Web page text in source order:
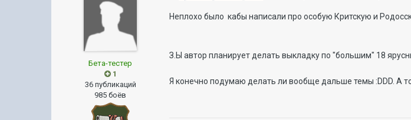
Бета-тестер
1
36 публикаций
985 боёв
Неплохо было кабы написали про особую Критскую и
З.Ы автор планирует делать выкладку по "большим" 18
Я конечно подумаю делать ли вообще дальше темы :DDD. А